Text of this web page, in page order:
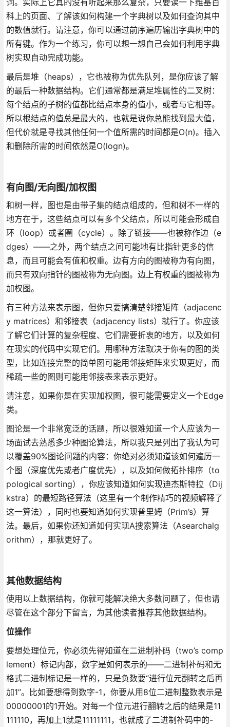
科上的页面、了解该如何构建一个字典树以及如何查询其中
的数值就行。请注意，你可以通过前序遍历输出字典树中的
所有键。作为一个练习，你可以想一想自己会如何利用字典
树实现自动完成功能。
最后是堆（heaps），它也被称为优先队列，是你应该了解
的最后一种数据结构。它们通常都是满足堆属性的二叉树：
每个结点的子树的值都比结点本身的值小，或者与它相等。
所以根结点的值总是最大的，也就是说你总能找到最大值，
但代价就是寻找其他任何一个值所需的时间都是O(n)。插入
和删除所需的时间依然是O(logn)。
有向图/无向图/加权图
和树一样，图也是由带子集的结点组成的，但和树不一样的
地方在于，这些结点可以有多个父结点，所以可能会形成自
环（loop）或者圈（cycle）。除了链接——也被称作边（e
dges）——之外，两个结点之间可能地有比指针更多的信
息，而且可能会有值和权重。边有方向的图被称为有向图，
而只有双向指针的图被称为无向图。边上有权重的图被称为
加权图。
有三种方法来表示图，但你只要搞清楚邻接矩阵（adjacenc
y matrices）和邻接表（adjacency lists）就行了。你应该
了解它们计算的复杂程度、它们需要折衷的地方，以及如何
在现实的代码中实现它们。用哪种方法取决于你有的图的类
型，比如连接完整的简单图可能用邻接矩阵来实现更好，而
稀疏一些的图则可能用邻接表来表示更好。
请注意，如果你是在实现加权图，很可能需要定义一个Edge
类。
图论是一个非常宽泛的话题，所以很难知道一个人应该为一
场面试去熟悉多少种图论算法，所以我只是列出了我认为可
以覆盖90%图论问题的内容：你绝对必须知道该如何遍历一
个图（深度优先或者广度优先），以及如何做拓扑排序（to
pological sorting），你应该知道如何实现迪杰斯特拉（Dij
kstra）的最短路径算法（这里有一个制作精巧的视频解释了
这一算法），同时也要知道如何实现普里姆（Prim’s）算
法。最后，如果你还知道如何实现A搜索算法（Asearchalg
orithm），那就更好了。
其他数据结构
使用以上数据结构，你就可能解决绝大多数问题了，但也请
尽管在这个部分下留言，为其他读者推荐其他数据结构。
位操作
要想处理位元，你必须先得知道在二进制补码（two’s comp
lement）标记内部，数字是如何表示的——二进制补码和无
格式二进制标记是一样的，只是负数要“进行位元翻转之后再
加1”。比如要想得到数字-1，你要从用8位二进制整数表示是
00000001的1开始。对每一个位元进行翻转之后的结果是11
111110，再加上1就是11111111，也就成了二进制补码中的-